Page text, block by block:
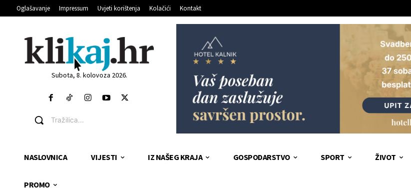
Oglašavanje Impressum Uvjeti korištenja Kolačići Kontakt
Subota, 8. kolovoza 2026.
Tražilica...
NASLOVNICA VIJESTI IZ NAŠEG KRAJA GOSPODARSTVO SPORT ŽIVOT
PROMO